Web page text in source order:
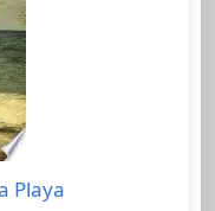
Playa